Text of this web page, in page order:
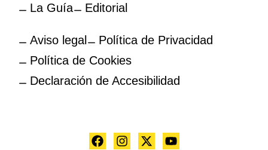
La Guía
Editorial
Aviso legal
Política de Privacidad
Política de Cookies
Declaración de Accesibilidad